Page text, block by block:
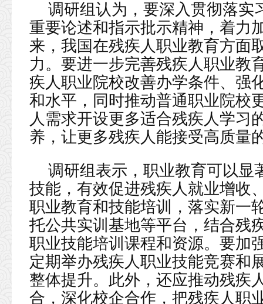
调研组认为，要深入贯彻落实
重要论述和指示批示精神，着力
来，我国在残疾人职业教育方面
力。要进一步完善残疾人职业教
疾人职业院校改善办学条件、强
和水平，同时推动普通职业院校
人需求开设更多适合残疾人学习
养，让更多残疾人能接受高质量
调研组表示，职业教育可以显
技能，有效促进残疾人就业增收
职业教育和技能培训，落实新一
托公共实训基地等平台，结合残
职业技能培训课程和资源。要加
定期举办残疾人职业技能竞赛和
整体提升。此外，还应推动残疾
合，深化校企合作，把残疾人职